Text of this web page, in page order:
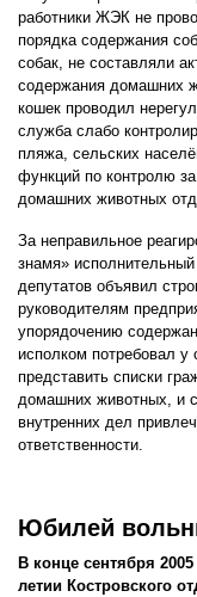
работники ЖЭК не
порядка содержания
собак, не составляли
содержания домашних
кошек проводил
служба слабо
пляжа, сельских
функций по контролю
домашних животных
За неправильное
знамя»
депутатов объявил
руководителям
упорядочению
исполком потребовал у
представить списки
домашних животных, и
внутренних дел
ответственности.
Юбилей
В конце сентября
летии Костровского